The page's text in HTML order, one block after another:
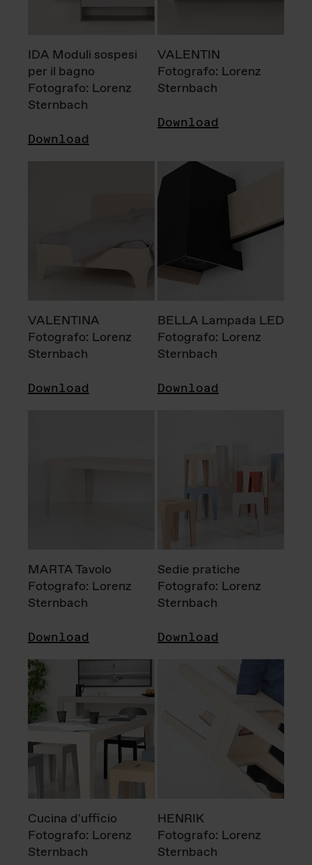
IDA Moduli sospesi
per il bagno
Fotografo: Lorenz
Sternbach
Download
VALENTIN
Fotografo: Lorenz
Sternbach
Download
VALENTINA
Fotografo: Lorenz
Sternbach
Download
BELLA Lampada LED
Fotografo: Lorenz
Sternbach
Download
MARTA Tavolo
Fotografo: Lorenz
Sternbach
Download
Sedie pratiche
Fotografo: Lorenz
Sternbach
Download
Cucina d'ufficio
Fotografo: Lorenz
Sternbach
HENRIK
Fotografo: Lorenz
Sternbach